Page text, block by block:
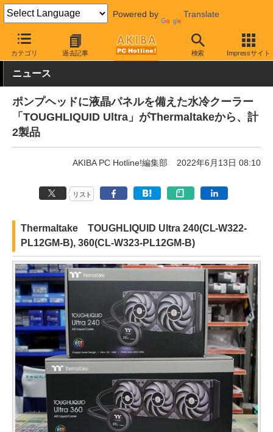
Powered by Translate
カテゴリ 過去記事 検索 Impressサイト
AKIBA PC Hotline! PCパーツ 水冷クーラー・パーツ
ニュース
ポンプヘッドに液晶パネルを備えた水冷クーラー
「TOUGHLIQUID Ultra」がThermaltakeから、計
2製品
AKIBA PC Hotline!編集部 2022年6月13日 08:10
リスト
Thermaltake TOUGHLIQUID Ultra 240(CL-W322-
PL12GM-B), 360(CL-W323-PL12GM-B)